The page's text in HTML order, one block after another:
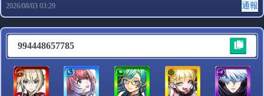
2026/08/03 03:29 通報
994448657785